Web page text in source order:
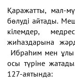
Қаражатты, мал-
бөлуді айтады.
кілемдер,
жиһаздарына
Ибраһим мен
осы түріне
127-аятында: